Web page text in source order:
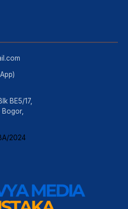
BE5/17,
Bogor,
2024